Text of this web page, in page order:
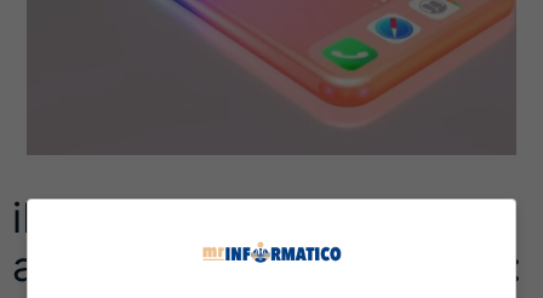
iPhone 16, finalmente si
avvicina la data del lancio: